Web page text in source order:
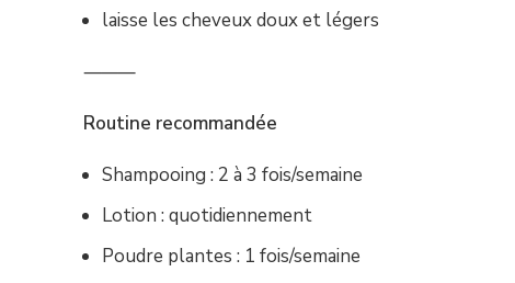
laisse les cheveux doux et légers
⸻
Routine recommandée
Shampooing : 2 à 3 fois/semaine
Lotion : quotidiennement
Poudre plantes : 1 fois/semaine